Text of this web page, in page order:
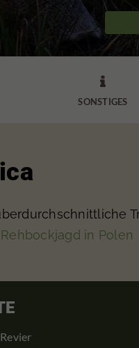

SONSTIGES
Rehbockjagd in Polen